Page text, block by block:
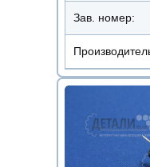
Зав. номер: